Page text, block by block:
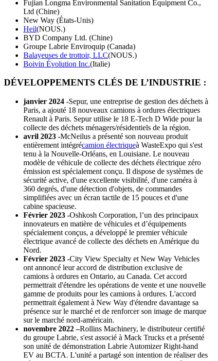
Fujian Longma Environmental Sanitation Equipment Co.,
Ltd (Chine)
New Way (États-Unis)
Heil(NOUS.)
BYD Company Ltd. (Chine)
Groupe Labrie Enviroquip (Canada)
Balayeuses de trottoir, LLC(NOUS.)
Boivin Évolution Inc.(Italie)
DÉVELOPPEMENTS CLÉS DE L’INDUSTRIE :
janvier 2024 -Sepur, une entreprise de gestion des déchets à
Paris, a ajouté 18 nouveaux camions à ordures électriques
Renault à Paris. Sepur utilise le 18 E-Tech D Wide pour la
collecte des déchets ménagers/résidentiels de la région.
avril 2023 -McNeilus a présenté son nouveau produit
entièrement intégrécamion électriqueà WasteExpo qui s'est
tenu à la Nouvelle-Orléans, en Louisiane. Le nouveau
modèle de véhicule de collecte des déchets électrique zéro
émission est spécialement conçu. Il dispose de systèmes de
sécurité active, d'une excellente visibilité, d'une caméra à
360 degrés, d'une détection d'objets, de commandes
simplifiées avec un écran tactile de 15 pouces et d'une
cabine spacieuse.
Février 2023 -Oshkosh Corporation, l’un des principaux
innovateurs en matière de véhicules et d’équipements
spécialement conçus, a développé le premier véhicule
électrique avancé de collecte des déchets en Amérique du
Nord.
Février 2023 -City View Specialty et New Way Vehicles
ont annoncé leur accord de distribution exclusive de
camions à ordures en Ontario, au Canada. Cet accord
permettrait d'étendre les opérations de vente et une nouvelle
gamme de produits pour les camions à ordures. L'accord
permettrait également à New Way d'étendre davantage sa
présence sur le marché et de renforcer son image de marque
sur le marché nord-américain.
novembre 2022 –Rollins Machinery, le distributeur certifié
du groupe Labrie, s'est associé à Mack Trucks et a présenté
son unité de démonstration Labrie Automizer Right-hand
EV au BCTA. L'unité a partagé son intention de réaliser des